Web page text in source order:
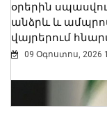
օրերին
անձրև և
վայրերում
09 Օգոստոս, 2026